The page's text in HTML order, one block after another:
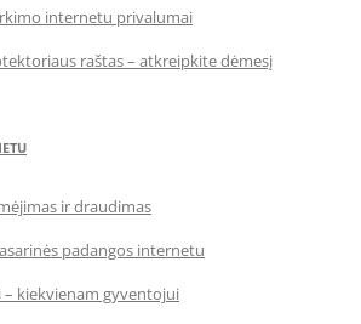
internetu privalumai
raštas – atkreipkite dėmesį
ir draudimas
padangos internetu
kiekvienam gyventojui